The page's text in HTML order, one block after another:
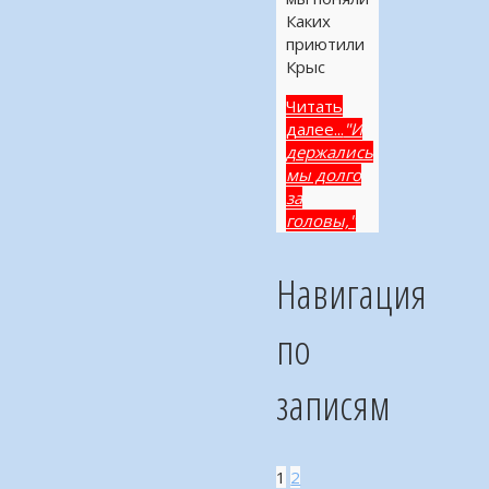
Каких
приютили
Крыс
Читать
далее... "И
держались
мы долго
за
головы,"
Навигация
по
записям
1 2